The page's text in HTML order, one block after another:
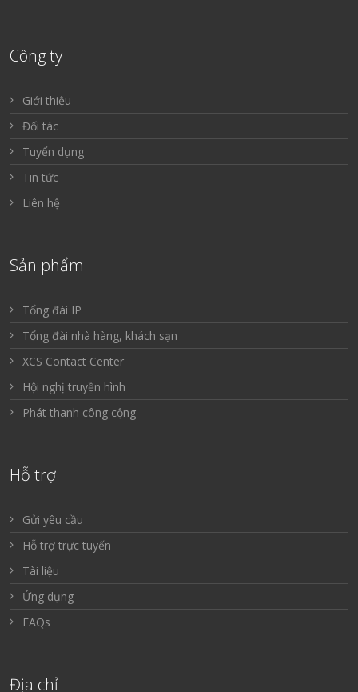
Công ty
Giới thiệu
Đối tác
Tuyển dụng
Tin tức
Liên hệ
Sản phẩm
Tổng đài IP
Tổng đài nhà hàng, khách sạn
XCS Contact Center
Hội nghị truyền hình
Phát thanh công cộng
Hỗ trợ
Gửi yêu cầu
Hỗ trợ trực tuyến
Tài liệu
Ứng dụng
FAQs
Địa chỉ